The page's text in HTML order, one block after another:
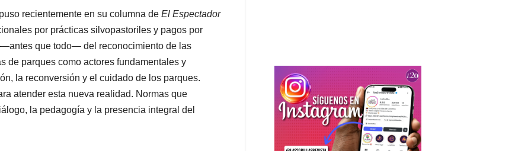
recientemente en su columna de El Espectador
por prácticas silvopastoriles y pagos por
que todo— del reconocimiento de las
de parques como actores fundamentales y
la reconversión y el cuidado de los parques.
atender esta nueva realidad. Normas que
la pedagogía y la presencia integral del